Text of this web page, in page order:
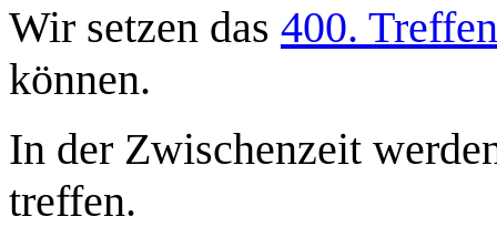
Wir setzen das 400. Treffen
können.
In der Zwischenzeit
treffen.